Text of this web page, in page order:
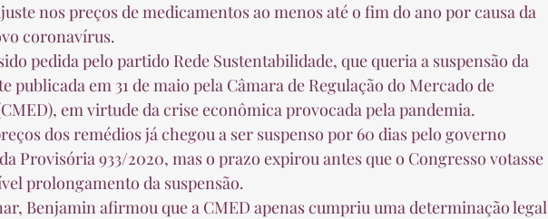
nos preços de medicamentos ao menos até o fim do ano por causa da
coronavírus.
pedida pelo partido Rede Sustentabilidade, que queria a suspensão da
publicada em 31 de maio pela Câmara de Regulação do Mercado de
em virtude da crise econômica provocada pela pandemia.
dos remédios já chegou a ser suspenso por 60 dias pelo governo
Provisória 933/2020, mas o prazo expirou antes que o Congresso votasse
prolongamento da suspensão.
Benjamin afirmou que a CMED apenas cumpriu uma determinação legal